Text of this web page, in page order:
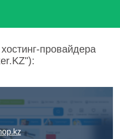
провайдера